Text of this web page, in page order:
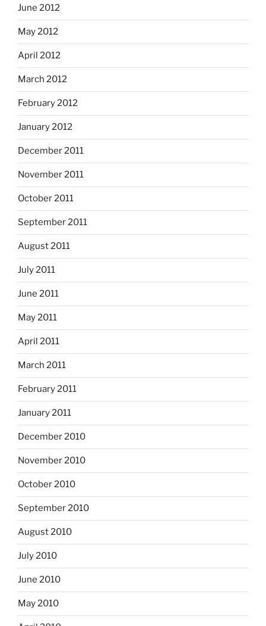
June 2012
May 2012
April 2012
March 2012
February 2012
January 2012
December 2011
November 2011
October 2011
September 2011
August 2011
July 2011
June 2011
May 2011
April 2011
March 2011
February 2011
January 2011
December 2010
November 2010
October 2010
September 2010
August 2010
July 2010
June 2010
May 2010